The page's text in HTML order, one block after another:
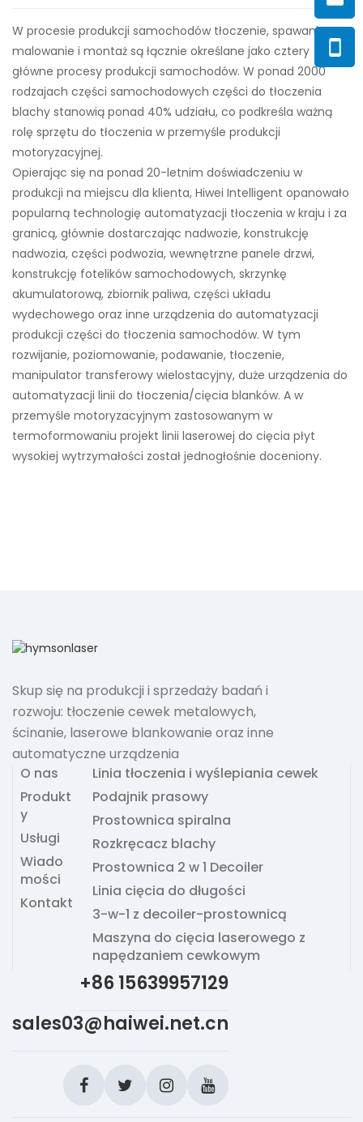
W procesie produkcji samochodów tłoczenie, spawanie,
malowanie i montaż są łącznie określane jako cztery
główne procesy produkcji samochodów. W ponad 2000
rodzajach części samochodowych części do tłoczenia
blachy stanowią ponad 40% udziału, co podkreśla ważną
rolę sprzętu do tłoczenia w przemyśle produkcji
motoryzacyjnej.
Opierając się na ponad 20-letnim doświadczeniu w
produkcji na miejscu dla klienta, Hiwei Intelligent opanowało
popularną technologię automatyzacji tłoczenia w kraju i za
granicą, głównie dostarczając nadwozie, konstrukcję
nadwozia, części podwozia, wewnętrzne panele drzwi,
konstrukcję fotelików samochodowych, skrzynkę
akumulatorową, zbiornik paliwa, części układu
wydechowego oraz inne urządzenia do automatyzacji
produkcji części do tłoczenia samochodów. W tym
rozwijanie, poziomowanie, podawanie, tłoczenie,
manipulator transferowy wielostacyjny, duże urządzenia do
automatyzacji linii do tłoczenia/cięcia blanków. A w
przemyśle motoryzacyjnym zastosowanym w
termoformowaniu projekt linii laserowej do cięcia płyt
wysokiej wytrzymałości został jednogłośnie doceniony.
Skup się na produkcji i sprzedaży badań i
rozwoju: tłoczenie cewek metalowych,
ścinanie, laserowe blankowanie oraz inne
automatyczne urządzenia
O nas
Produkt
y
Usługi
Wiado
mości
Kontakt
Linia tłoczenia i wyślepiania cewek
Podajnik prasowy
Prostownica spiralna
Rozkręcacz blachy
Prostownica 2 w 1 Decoiler
Linia cięcia do długości
3-w-1 z decoiler-prostownicą
Maszyna do cięcia laserowego z
napędzaniem cewkowym
+86 15639957129
sales03@haiwei.net.cn